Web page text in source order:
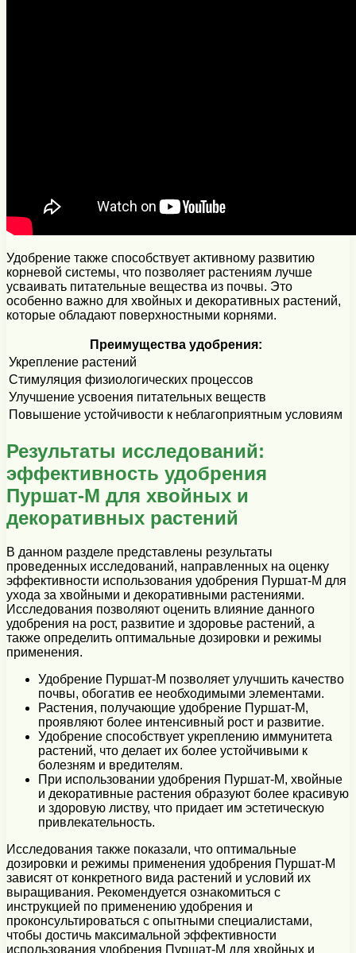
Удобрение также способствует активному развитию
корневой системы, что позволяет растениям лучше
усваивать питательные вещества из почвы. Это
особенно важно для хвойных и декоративных растений,
которые обладают поверхностными корнями.
Преимущества удобрения:
Укрепление растений
Стимуляция физиологических процессов
Улучшение усвоения питательных веществ
Повышение устойчивости к неблагоприятным условиям
Результаты исследований:
эффективность удобрения
Пуршат-М для хвойных и
декоративных растений
В данном разделе представлены результаты
проведенных исследований, направленных на оценку
эффективности использования удобрения Пуршат-М для
ухода за хвойными и декоративными растениями.
Исследования позволяют оценить влияние данного
удобрения на рост, развитие и здоровье растений, а
также определить оптимальные дозировки и режимы
применения.
Удобрение Пуршат-М позволяет улучшить качество
почвы, обогатив ее необходимыми элементами.
Растения, получающие удобрение Пуршат-М,
проявляют более интенсивный рост и развитие.
Удобрение способствует укреплению иммунитета
растений, что делает их более устойчивыми к
болезням и вредителям.
При использовании удобрения Пуршат-М, хвойные
и декоративные растения образуют более красивую
и здоровую листву, что придает им эстетическую
привлекательность.
Исследования также показали, что оптимальные
дозировки и режимы применения удобрения Пуршат-М
зависят от конкретного вида растений и условий их
выращивания. Рекомендуется ознакомиться с
инструкцией по применению удобрения и
проконсультироваться с опытными специалистами,
чтобы достичь максимальной эффективности
использования удобрения Пуршат-М для хвойных и